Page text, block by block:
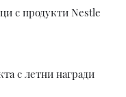
с продукти Nestle
с летни награди